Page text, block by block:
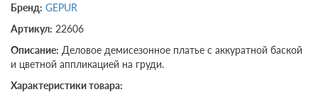
Бренд: GEPUR
Артикул: 22606
Описание: Деловое демисезонное платье с аккуратной баской
и цветной аппликацией на груди.
Характеристики товара: